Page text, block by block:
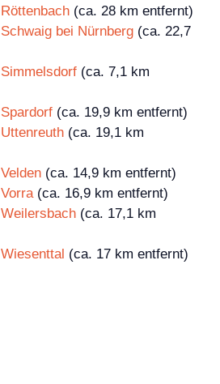
(ca. 28 km entfernt)
bei Nürnberg (ca. 22,7
(ca. 7,1 km
(ca. 19,9 km entfernt)
(ca. 19,1 km
(ca. 14,9 km entfernt)
(ca. 16,9 km entfernt)
(ca. 17,1 km
(ca. 17 km entfernt)